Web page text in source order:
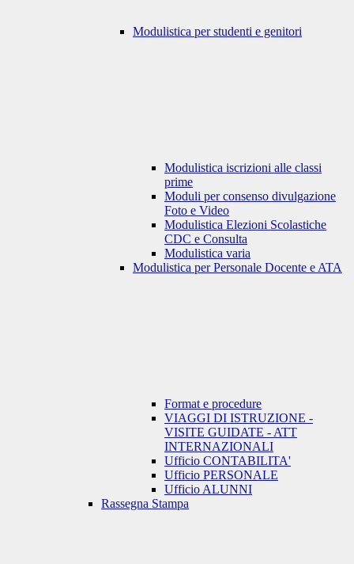
Modulistica per studenti e genitori
Modulistica iscrizioni alle classi
prime
Moduli per consenso divulgazione
Foto e Video
Modulistica Elezioni Scolastiche
CDC e Consulta
Modulistica varia
Modulistica per Personale Docente e ATA
Format e procedure
VIAGGI DI ISTRUZIONE -
VISITE GUIDATE - ATT
INTERNAZIONALI
Ufficio CONTABILITA'
Ufficio PERSONALE
Ufficio ALUNNI
Rassegna Stampa